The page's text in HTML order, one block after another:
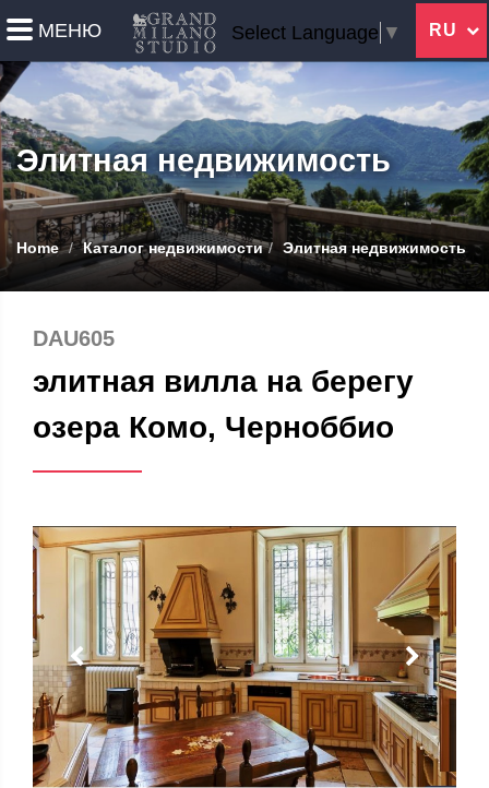
Select Language ▼
МЕНЮ RU
Элитная недвижимость
Home Каталог недвижимости Элитная недвижимость
DAU605
элитная вилла на берегу
озера Комо, Черноббио